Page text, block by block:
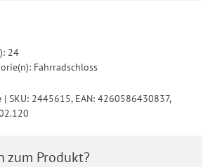
24
Fahrradschloss
SKU: 2445615, EAN: 4260586430837,
zum Produkt?